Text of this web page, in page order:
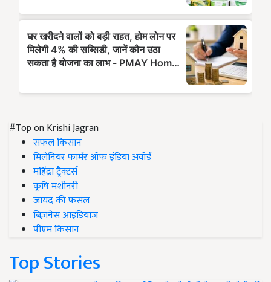
#Top on Krishi Jagran
सफल किसान
मिलेनियर फार्मर ऑफ इंडिया अवॉर्ड
महिंद्रा ट्रैक्टर्स
कृषि मशीनरी
जायद की फसल
बिज़नेस आइडियाज
पीएम किसान
Top Stories